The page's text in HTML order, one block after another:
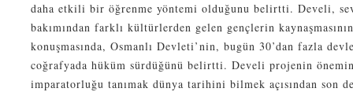
daha etkili bir öğrenme yöntemi olduğunu belirtti. Develi,
bakımından farklı kültürlerden gelen gençlerin
konuşmasında, Osmanlı Devleti’nin, bugün 30’dan fazla
coğrafyada hüküm sürdüğünü belirtti. Develi projenin
imparatorluğu tanımak dünya tarihini bilmek açısından son